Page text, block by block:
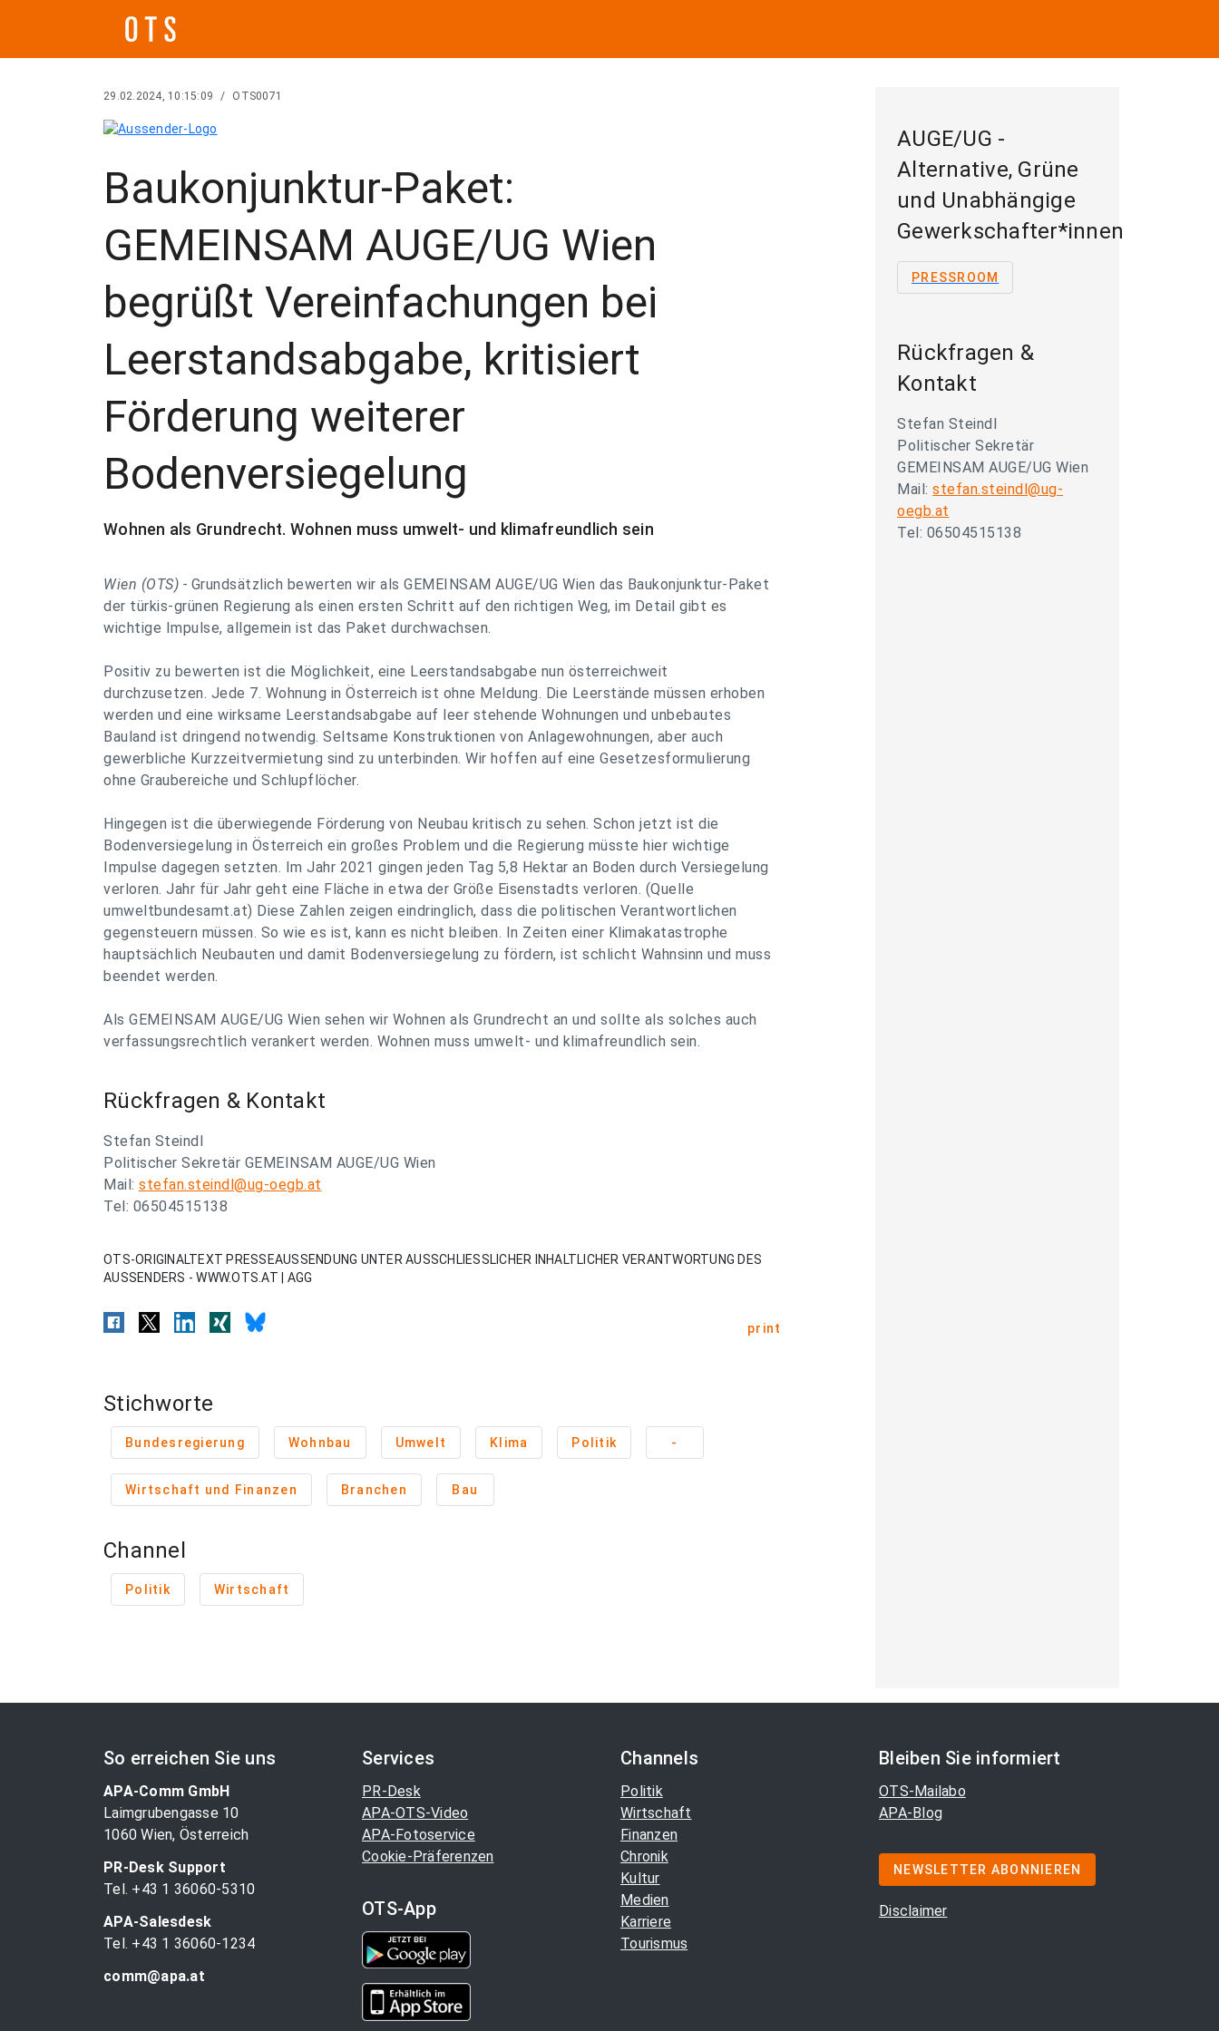
29.02.2024, 10:15:09 / OTS0071
Baukonjunktur-Paket:
GEMEINSAM AUGE/UG Wien
begrüßt Vereinfachungen bei
Leerstandsabgabe, kritisiert
Förderung weiterer
Bodenversiegelung
Wohnen als Grundrecht. Wohnen muss umwelt- und klimafreundlich sein
Wien (OTS) - Grundsätzlich bewerten wir als GEMEINSAM AUGE/UG Wien das Baukonjunktur-Paket
der türkis-grünen Regierung als einen ersten Schritt auf den richtigen Weg, im Detail gibt es
wichtige Impulse, allgemein ist das Paket durchwachsen.
Positiv zu bewerten ist die Möglichkeit, eine Leerstandsabgabe nun österreichweit
durchzusetzen. Jede 7. Wohnung in Österreich ist ohne Meldung. Die Leerstände müssen erhoben
werden und eine wirksame Leerstandsabgabe auf leer stehende Wohnungen und unbebautes
Bauland ist dringend notwendig. Seltsame Konstruktionen von Anlagewohnungen, aber auch
gewerbliche Kurzzeitvermietung sind zu unterbinden. Wir hoffen auf eine Gesetzesformulierung
ohne Graubereiche und Schlupflöcher.
Hingegen ist die überwiegende Förderung von Neubau kritisch zu sehen. Schon jetzt ist die
Bodenversiegelung in Österreich ein großes Problem und die Regierung müsste hier wichtige
Impulse dagegen setzten. Im Jahr 2021 gingen jeden Tag 5,8 Hektar an Boden durch Versiegelung
verloren. Jahr für Jahr geht eine Fläche in etwa der Größe Eisenstadts verloren. (Quelle
umweltbundesamt.at) Diese Zahlen zeigen eindringlich, dass die politischen Verantwortlichen
gegensteuern müssen. So wie es ist, kann es nicht bleiben. In Zeiten einer Klimakatastrophe
hauptsächlich Neubauten und damit Bodenversiegelung zu fördern, ist schlicht Wahnsinn und muss
beendet werden.
Als GEMEINSAM AUGE/UG Wien sehen wir Wohnen als Grundrecht an und sollte als solches auch
verfassungsrechtlich verankert werden. Wohnen muss umwelt- und klimafreundlich sein.
Rückfragen & Kontakt
Stefan Steindl
Politischer Sekretär GEMEINSAM AUGE/UG Wien
Mail: stefan.steindl@ug-oegb.at
Tel: 06504515138
OTS-ORIGINALTEXT PRESSEAUSSENDUNG UNTER AUSSCHLIESSLICHER INHALTLICHER VERANTWORTUNG DES
AUSSENDERS - WWW.OTS.AT | AGG
print
Stichworte
Bundesregierung Wohnbau Umwelt Klima Politik -
Wirtschaft und Finanzen Branchen Bau
Channel
Politik Wirtschaft
AUGE/UG -
Alternative, Grüne
und Unabhängige
Gewerkschafter*innen
PRESSROOM
Rückfragen &
Kontakt
Stefan Steindl
Politischer Sekretär
GEMEINSAM AUGE/UG Wien
Mail: stefan.steindl@ug-
oegb.at
Tel: 06504515138
So erreichen Sie uns
APA-Comm GmbH
Laimgrubengasse 10
1060 Wien, Österreich
PR-Desk Support
Tel. +43 1 36060-5310
APA-Salesdesk
Tel. +43 1 36060-1234
comm@apa.at
Services
PR-Desk
APA-OTS-Video
APA-Fotoservice
Cookie-Präferenzen
OTS-App
Channels
Politik
Wirtschaft
Finanzen
Chronik
Kultur
Medien
Karriere
Tourismus
Bleiben Sie informiert
OTS-Mailabo
APA-Blog
NEWSLETTER ABONNIEREN
Disclaimer